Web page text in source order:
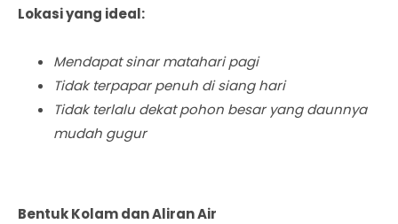
Lokasi yang ideal:
Mendapat sinar matahari pagi
Tidak terpapar penuh di siang hari
Tidak terlalu dekat pohon besar yang daunnya
mudah gugur
Bentuk Kolam dan Aliran Air